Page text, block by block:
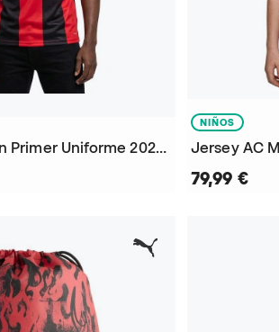
Jersey AC Milan Primer Uniforme 2026-2027
NIÑOS
79,99 €